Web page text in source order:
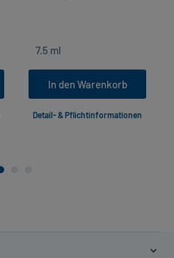
In den Warenkorb
Detail- & Pflichtinformationen